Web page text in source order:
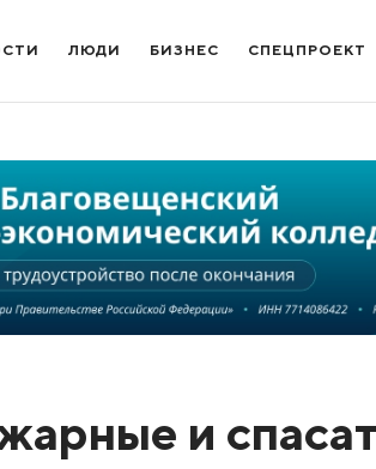
ЛЮДИ БИЗНЕС СПЕЦПРОЕКТ
и